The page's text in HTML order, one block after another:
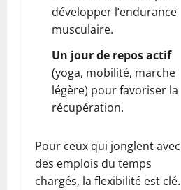
développer l’endurance
musculaire.
Un jour de repos actif
(yoga, mobilité, marche
légère) pour favoriser la
récupération.
Pour ceux qui jonglent avec
des emplois du temps
chargés, la flexibilité est clé.